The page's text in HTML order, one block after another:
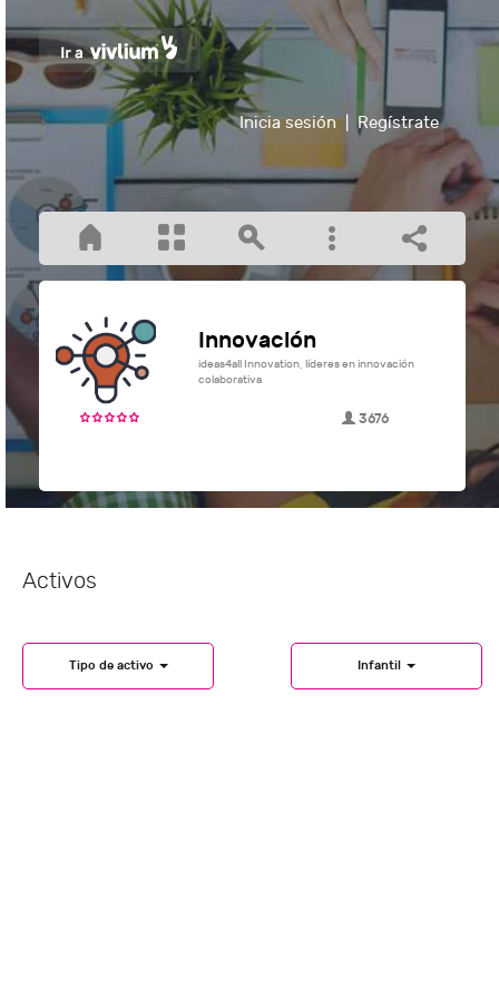
Inicia sesión Regístrate
Innovación
ideas4all Innovation, líderes en innovación
colaborativa
3676
Activos
Tipo de activo Infantil